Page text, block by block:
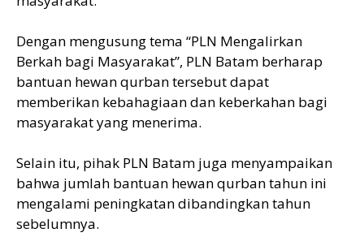
Dengan mengusung tema “PLN Mengalirkan
Berkah bagi Masyarakat”, PLN Batam berharap
bantuan hewan qurban tersebut dapat
memberikan kebahagiaan dan keberkahan bagi
masyarakat yang menerima.
Selain itu, pihak PLN Batam juga menyampaikan
bahwa jumlah bantuan hewan qurban tahun ini
mengalami peningkatan dibandingkan tahun
sebelumnya.